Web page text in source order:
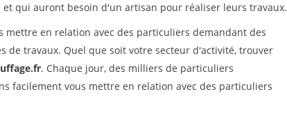
qui auront besoin d'un artisan pour réaliser leurs travaux.
mettre en relation avec des particuliers demandant des
de travaux. Quel que soit votre secteur d'activité, trouver
. Chaque jour, des milliers de particuliers
facilement vous mettre en relation avec des particuliers